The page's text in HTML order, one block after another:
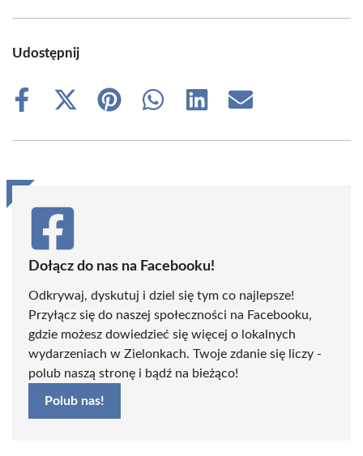
Udostępnij
Share
Share
(Twitter)
Share
Share
Share
Share
Dołącz do nas na Facebooku!
Odkrywaj, dyskutuj i dziel się tym co najlepsze!
Przyłącz się do naszej społeczności na Facebooku,
gdzie możesz dowiedzieć się więcej o lokalnych
wydarzeniach w Zielonkach. Twoje zdanie się liczy -
polub naszą stronę i bądź na bieżąco!
Polub nas!